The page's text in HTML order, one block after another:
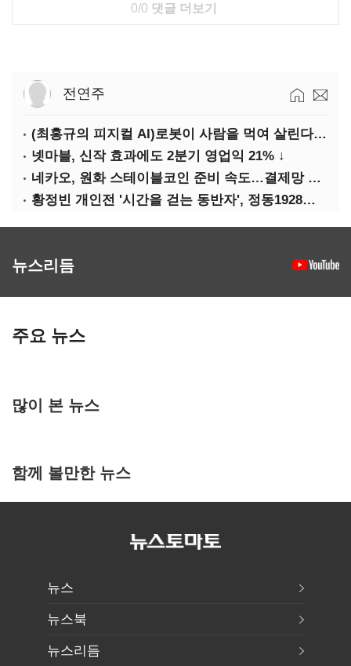
0/0 댓글 더보기
전연주
(최홍규의 피지컬 AI)로봇이 사람을 먹여 살린다, 그런데 언제 먹여야 할지는 모른다
넷마블, 신작 효과에도 2분기 영업익 21% ↓
네카오, 원화 스테이블코인 준비 속도…결제망 안전장치 확보 과제
황정빈 개인전 '시간을 걷는 동반자', 정동1928아트센터서 개최
뉴스리듬
주요 뉴스
많이 본 뉴스
함께 볼만한 뉴스
뉴스
뉴스북
뉴스리듬